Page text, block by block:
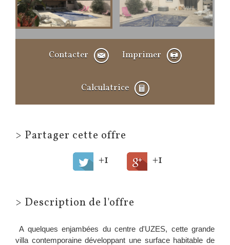
Contacter Imprimer
Calculatrice
> Partager cette offre
+1
+1
> Description de l'offre
A quelques enjambées du centre d'UZES, cette grande
villa contemporaine développant une surface habitable de